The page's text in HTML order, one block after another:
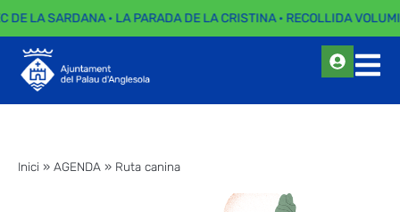
DE LA SARDANA · LA PARADA DE LA CRISTINA · RECOLLIDA
Inici » AGENDA » Ruta canina